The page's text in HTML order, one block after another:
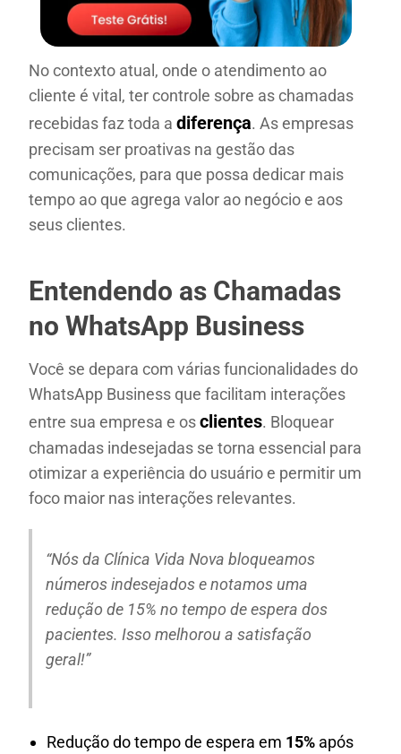
No contexto atual, onde o atendimento ao
cliente é vital, ter controle sobre as chamadas
recebidas faz toda adiferença. As empresas
precisam ser proativas na gestão das
comunicações, para que possa dedicar mais
tempo ao que agrega valor ao negócio e aos
seus clientes.
Entendendo as Chamadas
no WhatsApp Business
Você se depara com várias funcionalidades do
WhatsApp Business que facilitam interações
entre sua empresa e osclientes. Bloquear
chamadas indesejadas se torna essencial para
otimizar a experiência do usuário e permitir um
foco maior nas interações relevantes.
“Nós da Clínica Vida Nova bloqueamos
números indesejados e notamos uma
redução de 15% no tempo de espera dos
pacientes. Isso melhorou a satisfação
geral!”
Redução do tempo de espera em 15% após